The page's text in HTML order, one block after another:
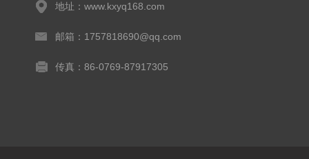
地址：www.kxyq168.com
邮箱：1757818690@qq.com
传真：86-0769-87917305